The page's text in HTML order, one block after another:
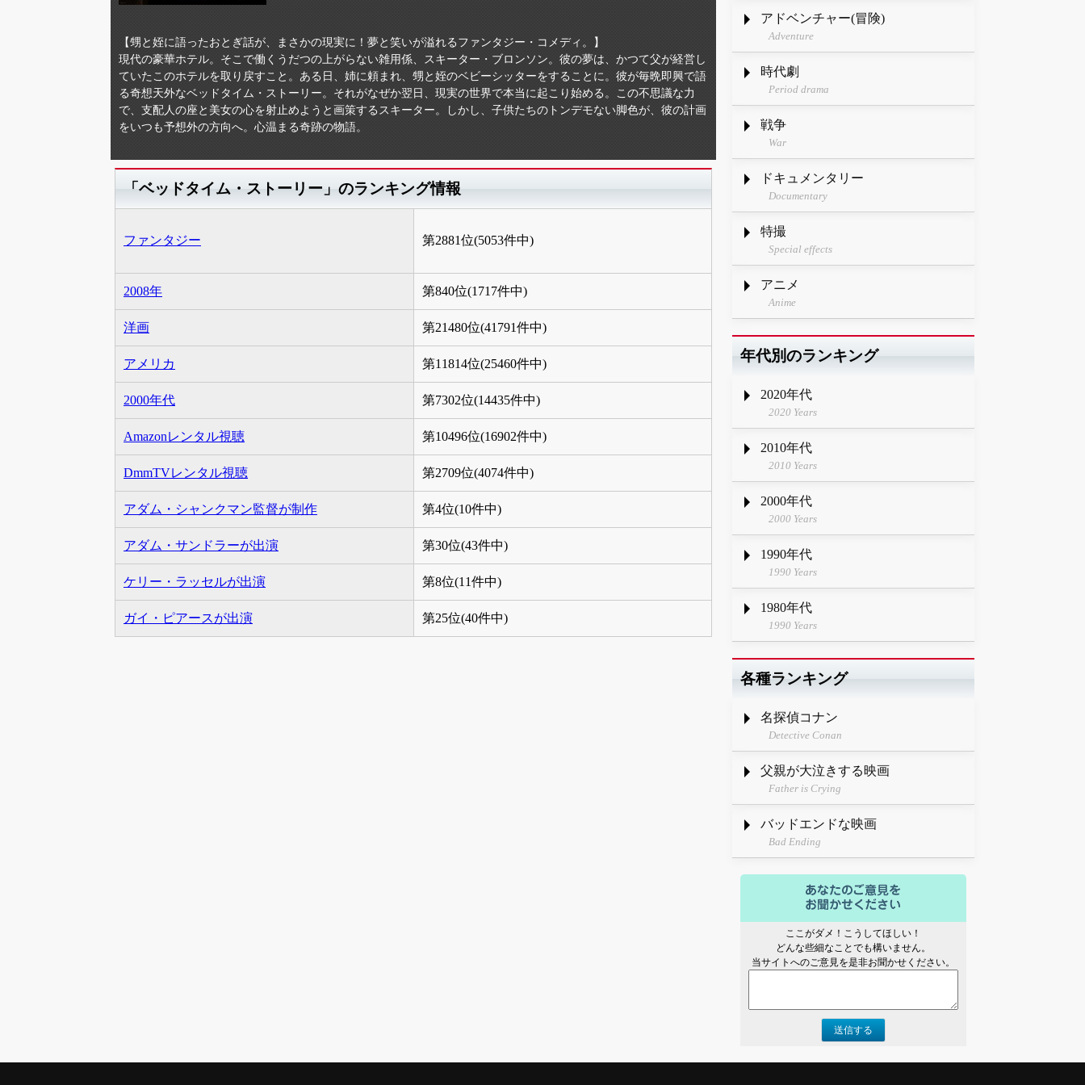
【甥と姪に語ったおとぎ話が、まさかの現実に！夢と笑いが溢れるファンタジー・コメディ。】
現代の豪華ホテル。そこで働くうだつの上がらない雑用係、スキーター・ブロンソン。彼の夢は、かつて父が経営し
ていたこのホテルを取り戻すこと。ある日、姉に頼まれ、甥と姪のベビーシッターをすることに。彼が毎晩即興で語
る奇想天外なベッドタイム・ストーリー。それがなぜか翌日、現実の世界で本当に起こり始める。この不思議な力
で、支配人の座と美女の心を射止めようと画策するスキーター。しかし、子供たちのトンデモない脚色が、彼の計画
をいつも予想外の方向へ。心温まる奇跡の物語。
「ベッドタイム・ストーリー」のランキング情報
ファンタジー 第2881位(5053件中)
2008年 第840位(1717件中)
洋画 第21480位(41791件中)
アメリカ 第11814位(25460件中)
2000年代 第7302位(14435件中)
Amazonレンタル視聴 第10496位(16902件中)
DmmTVレンタル視聴 第2709位(4074件中)
アダム・シャンクマン監督が制作 第4位(10件中)
アダム・サンドラーが出演 第30位(43件中)
ケリー・ラッセルが出演 第8位(11件中)
ガイ・ピアースが出演 第25位(40件中)
アドベンチャー(冒険)
Adventure
時代劇
Period drama
戦争
War
ドキュメンタリー
Documentary
特撮
Special effects
アニメ
Anime
年代別のランキング
2020年代
2020 Years
2010年代
2010 Years
2000年代
2000 Years
1990年代
1990 Years
1980年代
1990 Years
各種ランキング
名探偵コナン
Detective Conan
父親が大泣きする映画
Father is Crying
バッドエンドな映画
Bad Ending
ここがダメ！こうしてほしい！
どんな些細なことでも構いません。
当サイトへのご意見を是非お聞かせください。
送信する